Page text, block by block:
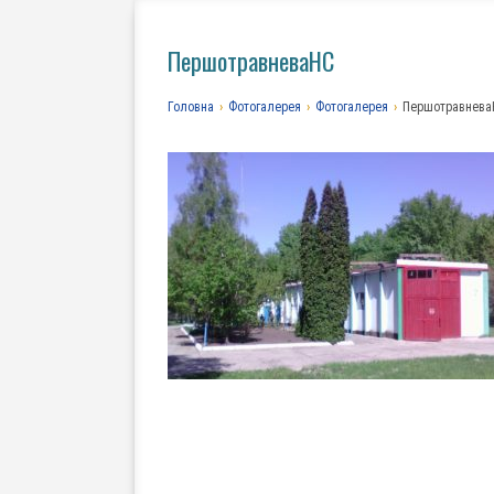
ПершотравневаНС
Головна › Фотогалерея › Фотогалерея ›